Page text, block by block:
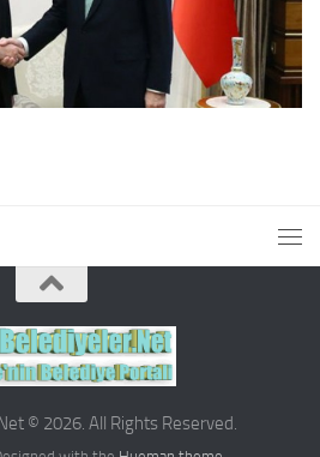
© 2026. All Rights Reserved.